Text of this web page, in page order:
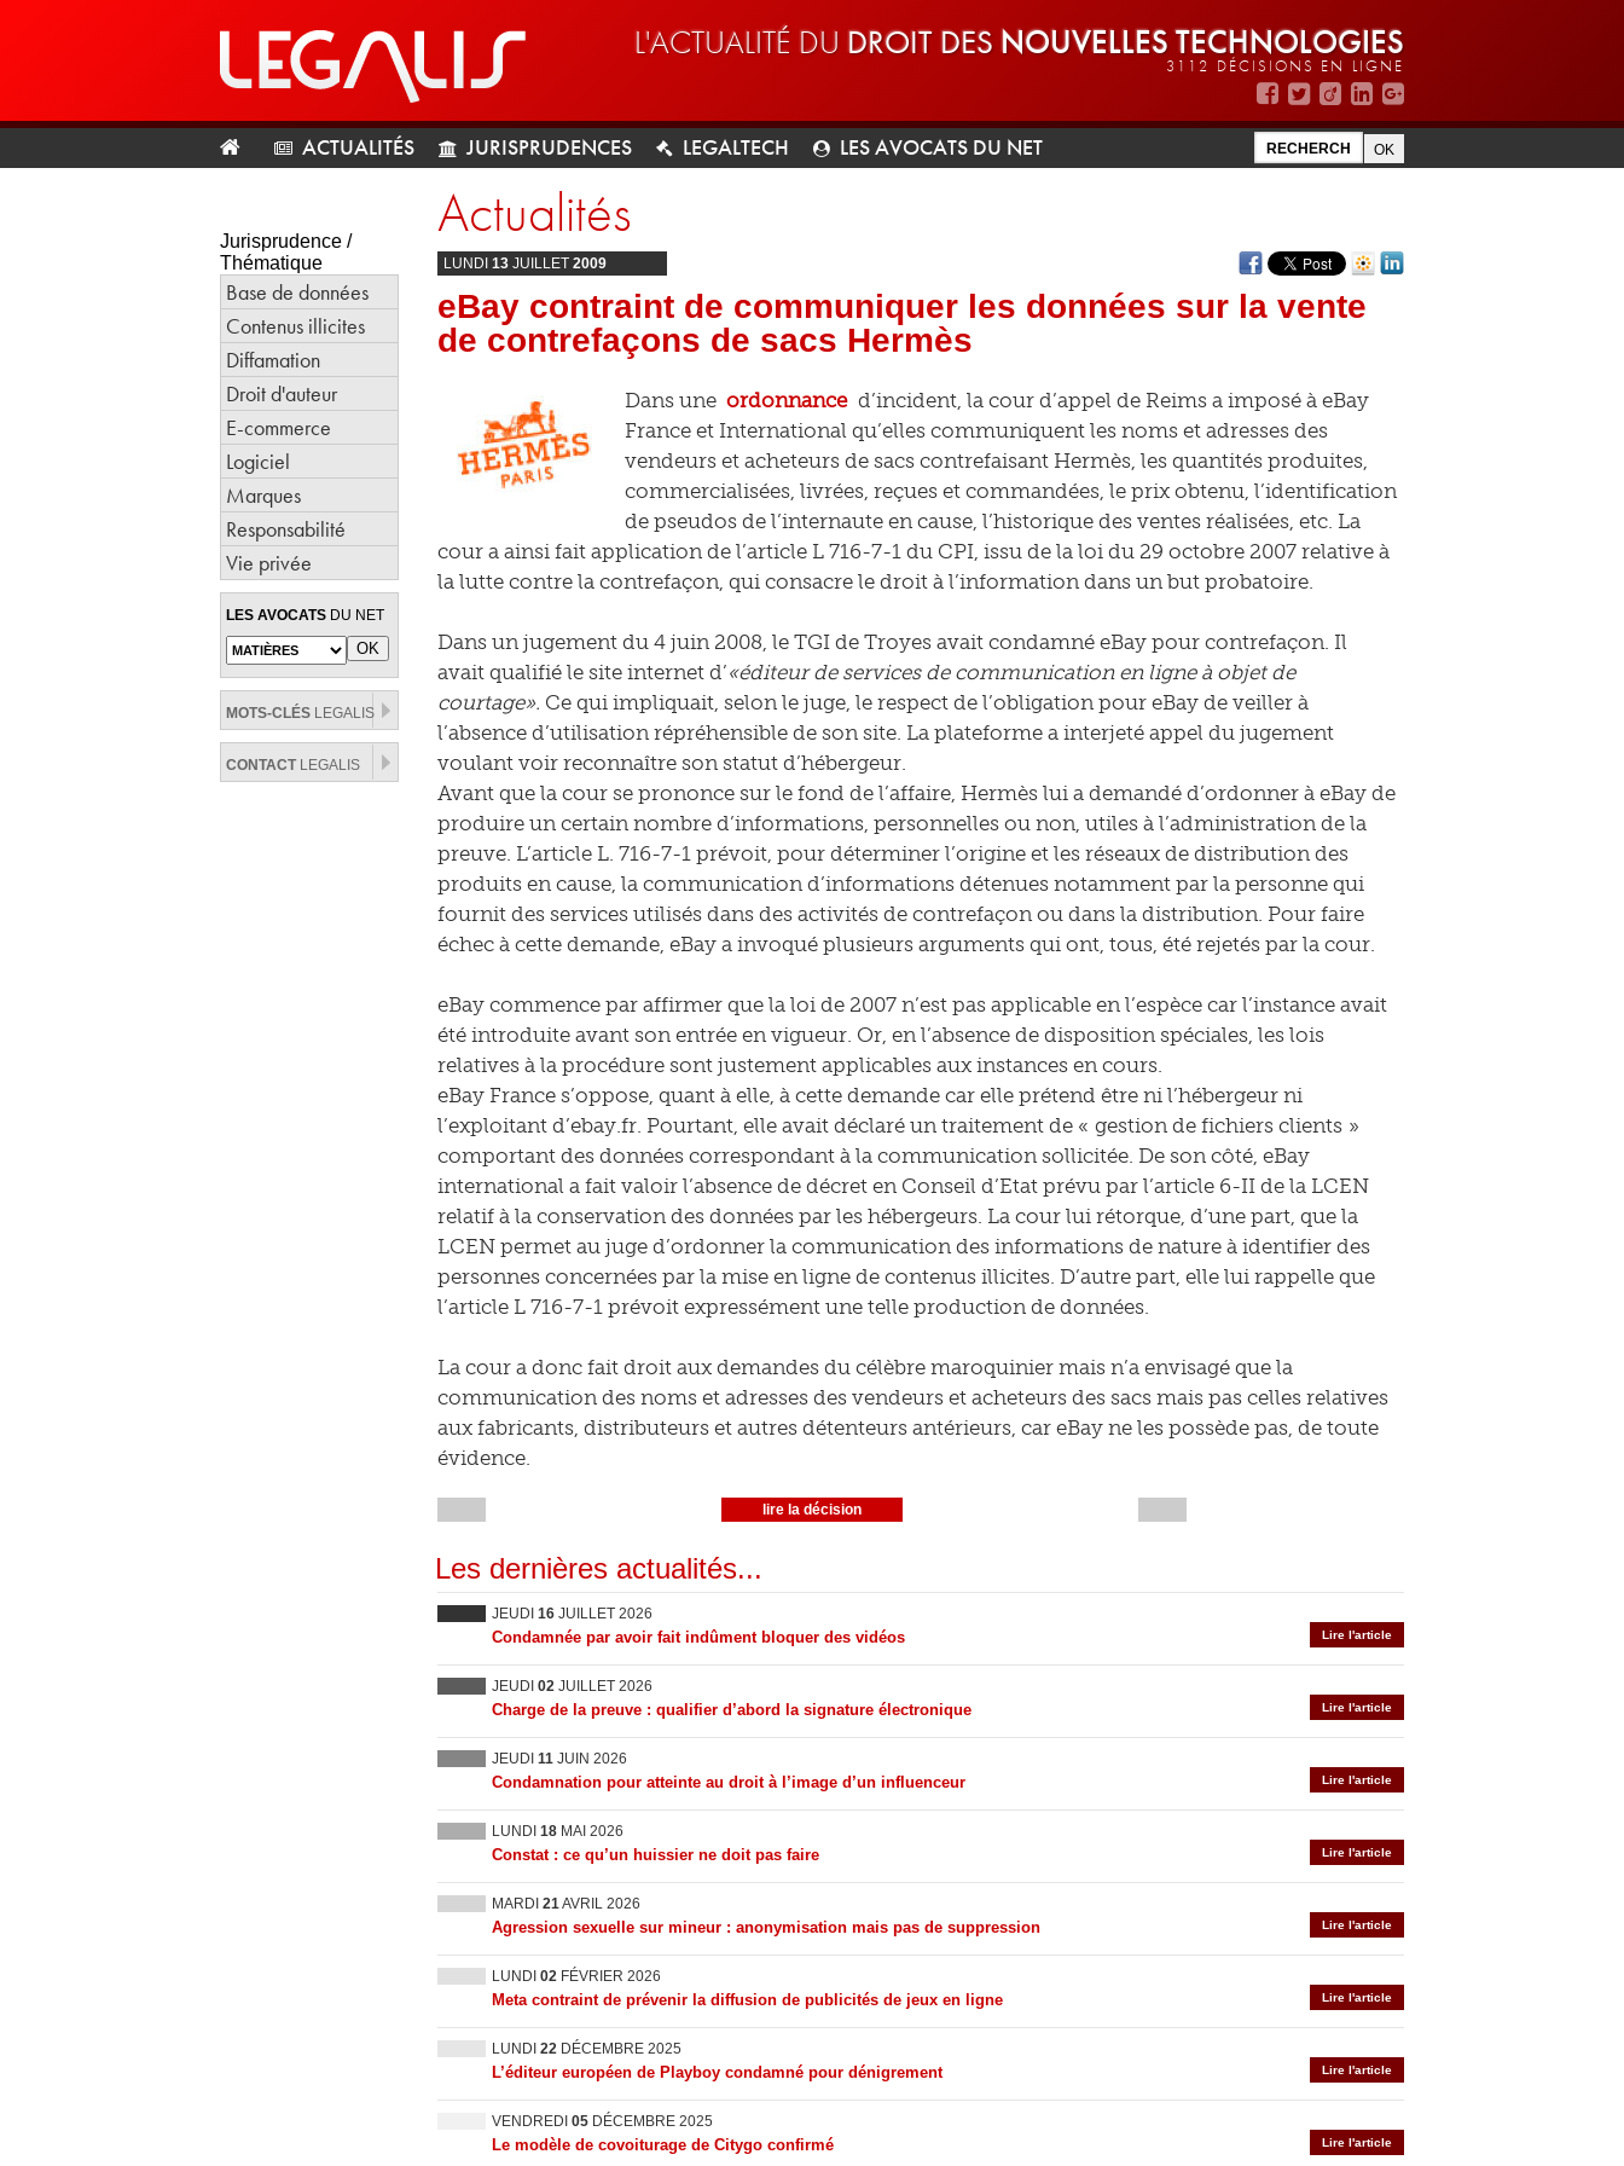
L'ACTUALITÉ DU DROIT DES NOUVELLES TECHNOLOGIES
3112 DÉCISIONS EN LIGNE
ACTUALITÉS JURISPRUDENCES LEGALTECH LES AVOCATS DU NET
Jurisprudence /
Thématique
Base de données
Contenus illicites
Diffamation
Droit d'auteur
E-commerce
Logiciel
Marques
Responsabilité
Vie privée
LES AVOCATS DU NET
MOTS-CLÉS LEGALIS
CONTACTLEGALIS
Actualités
LUNDI 13 JUILLET 2009
eBay contraint de communiquer les données sur la vente
de contrefaçons de sacs Hermès
Dans une ordonnance d’incident, la cour d’appel de Reims a imposé à eBay
France et International qu’elles communiquent les noms et adresses des
vendeurs et acheteurs de sacs contrefaisant Hermès, les quantités produites,
commercialisées, livrées, reçues et commandées, le prix obtenu, l’identification
de pseudos de l’internaute en cause, l’historique des ventes réalisées, etc. La
cour a ainsi fait application de l’article L 716-7-1 du CPI, issu de la loi du 29 octobre 2007 relative à
la lutte contre la contrefaçon, qui consacre le droit à l’information dans un but probatoire.
Dans un jugement du 4 juin 2008, le TGI de Troyes avait condamné eBay pour contrefaçon. Il
avait qualifié le site internet d’«éditeur de services de communication en ligne à objet de
courtage». Ce qui impliquait, selon le juge, le respect de l’obligation pour eBay de veiller à
l’absence d’utilisation répréhensible de son site. La plateforme a interjeté appel du jugement
voulant voir reconnaître son statut d’hébergeur.
Avant que la cour se prononce sur le fond de l’affaire, Hermès lui a demandé d’ordonner à eBay de
produire un certain nombre d’informations, personnelles ou non, utiles à l’administration de la
preuve. L’article L. 716-7-1 prévoit, pour déterminer l’origine et les réseaux de distribution des
produits en cause, la communication d’informations détenues notamment par la personne qui
fournit des services utilisés dans des activités de contrefaçon ou dans la distribution. Pour faire
échec à cette demande, eBay a invoqué plusieurs arguments qui ont, tous, été rejetés par la cour.
eBay commence par affirmer que la loi de 2007 n’est pas applicable en l’espèce car l’instance avait
été introduite avant son entrée en vigueur. Or, en l’absence de disposition spéciales, les lois
relatives à la procédure sont justement applicables aux instances en cours.
eBay France s’oppose, quant à elle, à cette demande car elle prétend être ni l’hébergeur ni
l’exploitant d’ebay.fr. Pourtant, elle avait déclaré un traitement de « gestion de fichiers clients »
comportant des données correspondant à la communication sollicitée. De son côté, eBay
international a fait valoir l’absence de décret en Conseil d’Etat prévu par l’article 6-II de la LCEN
relatif à la conservation des données par les hébergeurs. La cour lui rétorque, d’une part, que la
LCEN permet au juge d’ordonner la communication des informations de nature à identifier des
personnes concernées par la mise en ligne de contenus illicites. D’autre part, elle lui rappelle que
l’article L 716-7-1 prévoit expressément une telle production de données.
La cour a donc fait droit aux demandes du célèbre maroquinier mais n’a envisagé que la
communication des noms et adresses des vendeurs et acheteurs des sacs mais pas celles relatives
aux fabricants, distributeurs et autres détenteurs antérieurs, car eBay ne les possède pas, de toute
évidence.
lire la décision
Les dernières actualités...
JEUDI 16 JUILLET 2026
Lire l'article
Condamnée par avoir fait indûment bloquer des vidéos
JEUDI 02 JUILLET 2026
Lire l'article
Charge de la preuve : qualifier d’abord la signature électronique
JEUDI 11 JUIN 2026
Lire l'article
Condamnation pour atteinte au droit à l’image d’un influenceur
LUNDI 18 MAI 2026
Lire l'article
Constat : ce qu’un huissier ne doit pas faire
MARDI 21AVRIL 2026
Lire l'article
Agression sexuelle sur mineur : anonymisation mais pas de suppression
LUNDI 02 FÉVRIER 2026
Lire l'article
Meta contraint de prévenir la diffusion de publicités de jeux en ligne
LUNDI 22 DÉCEMBRE 2025
Lire l'article
L’éditeur européen de Playboy condamné pour dénigrement
VENDREDI 05 DÉCEMBRE 2025
Lire l'article
Le modèle de covoiturage de Citygo confirmé